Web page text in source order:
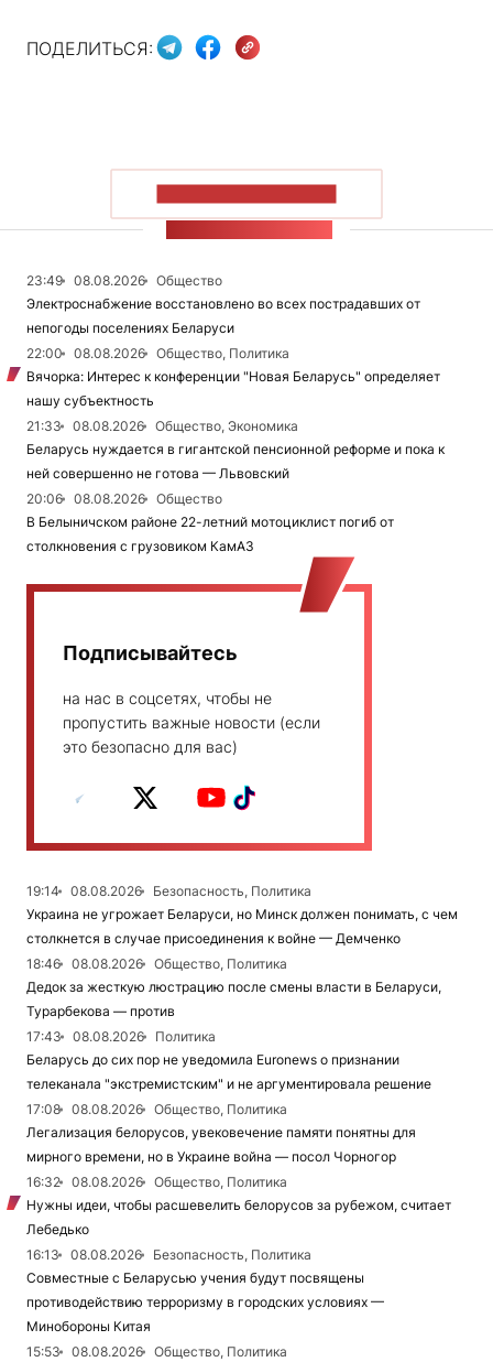
ПОДЕЛИТЬСЯ:
23:49 08.08.2026
Общество
Электроснабжение восстановлено во всех пострадавших от
непогоды поселениях Беларуси
22:00
08.08.2026
Общество, Политика
Вячорка: Интерес к конференции "Новая Беларусь" определяет
нашу субъектность
21:33
08.08.2026
Общество, Экономика
Беларусь нуждается в гигантской пенсионной реформе и пока к
ней совершенно не готова — Львовский
20:06
08.08.2026
Общество
В Белыничском районе 22-летний мотоциклист погиб от
столкновения с грузовиком КамАЗ
Подписывайтесь
на нас в соцсетях, чтобы не
пропустить важные новости (если
это безопасно для вас)
19:14 08.08.2026
Безопасность, Политика
Украина не угрожает Беларуси, но Минск должен понимать, с чем
столкнется в случае присоединения к войне — Демченко
18:46
08.08.2026
Общество, Политика
Дедок за жесткую люстрацию после смены власти в Беларуси,
Турарбекова — против
17:43
08.08.2026
Политика
Беларусь до сих пор не уведомила Euronews о признании
телеканала "экстремистским" и не аргументировала решение
17:08
08.08.2026
Общество, Политика
Легализация белорусов, увековечение памяти понятны для
мирного времени, но в Украине война — посол Чорногор
16:32
08.08.2026
Общество, Политика
Нужны идеи, чтобы расшевелить белорусов за рубежом, считает
Лебедько
16:13
08.08.2026
Безопасность, Политика
Совместные с Беларусью учения будут посвящены
противодействию терроризму в городских условиях —
Минобороны Китая
15:53
08.08.2026
Общество, Политика